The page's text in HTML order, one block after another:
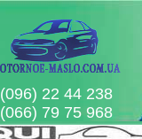
(096) 22 44 238
(066) 79 75 968